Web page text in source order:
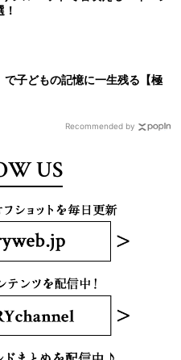
で子どもの記憶に一生残る【極
Recommended by
US